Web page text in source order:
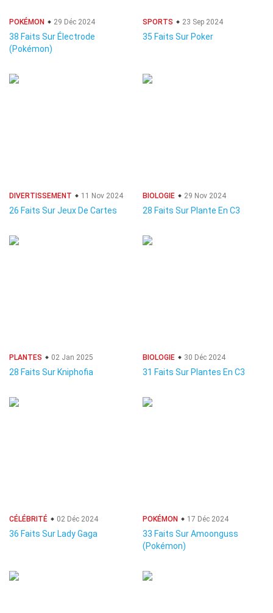
POKÉMON 29 Déc 2024
38 Faits Sur Électrode
(Pokémon)
SPORTS 23 Sep 2024
35 Faits Sur Poker
DIVERTISSEMENT 11 Nov 2024
26 Faits Sur Jeux De Cartes
BIOLOGIE 29 Nov 2024
28 Faits Sur Plante En C3
PLANTES 02 Jan 2025
28 Faits Sur Kniphofia
BIOLOGIE 30 Déc 2024
31 Faits Sur Plantes En C3
CÉLÉBRITÉ 02 Déc 2024
36 Faits Sur Lady Gaga
POKÉMON 17 Déc 2024
33 Faits Sur Amoonguss
(Pokémon)